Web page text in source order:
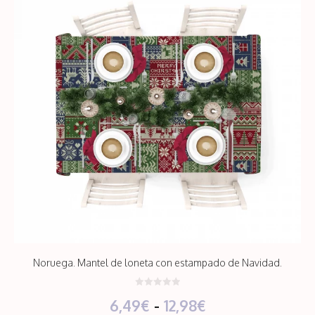
Noruega. Mantel de loneta con estampado de Navidad.
d
e
6,49€ - 12,98€Rango